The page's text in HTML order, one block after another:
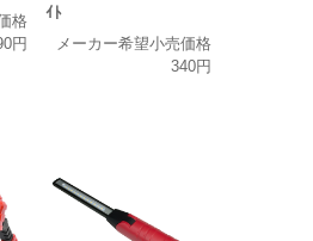
格
円
ｲﾄ
メーカー希望小売価格
340円